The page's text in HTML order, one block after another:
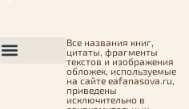
Все названия книг,
цитаты, фрагменты
текстов и изображения
обложек, используемые
на сайте eafanasova.ru,
приведены
исключительно в